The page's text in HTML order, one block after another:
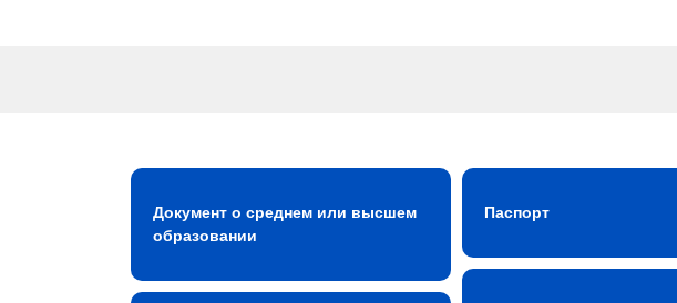
Документ о среднем или высшем
образовании
Паспорт